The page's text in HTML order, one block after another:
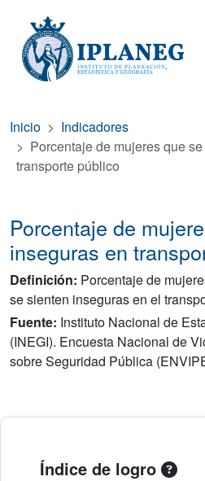
Inicio
Indicadores
Porcentaje de mujeres que
transporte público
Porcentaje de
inseguras en
Definición: Porcentaje de
se sienten inseguras en el
Fuente: Instituto Nacional de
(INEGI). Encuesta Nacional de
sobre Seguridad Pública
Índice de logro